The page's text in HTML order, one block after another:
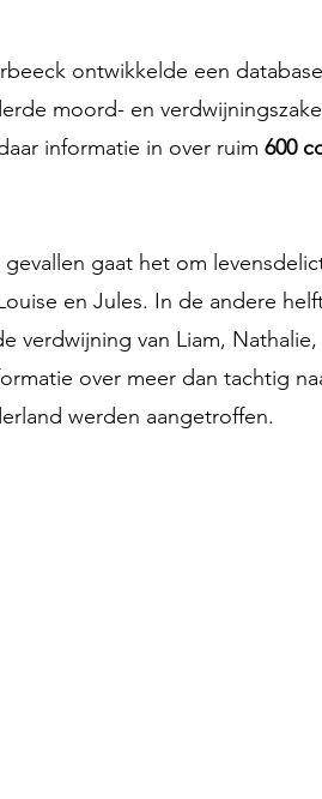
ontwikkelde een
moord- en
informatie in over ruim 600
gaat het om
en Jules. In de andere
verdwijning van Liam, Nathalie,
over meer dan tachtig
werden aangetroffen.